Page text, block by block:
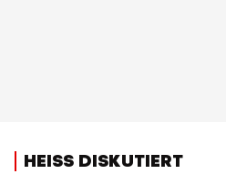
HEISS DISKUTIERT